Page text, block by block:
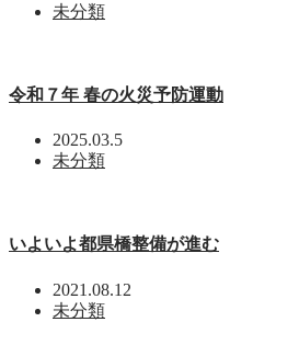
未分類
令和７年 春の火災予防運動
2025.03.5
未分類
いよいよ都県橋整備が進む
2021.08.12
未分類